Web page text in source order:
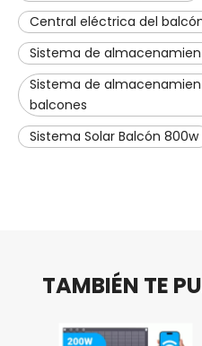
Central eléctrica del
Sistema de
Sistema de
balcones
Sistema Solar Balcón 800w
TAMBIÉN TE